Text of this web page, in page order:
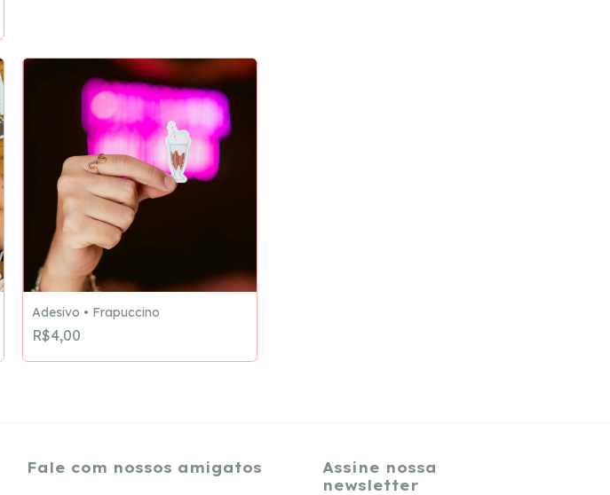
Adesivo • Frapuccino
R$4,00
Fale com nossos amigatos
Assine nossa
newsletter